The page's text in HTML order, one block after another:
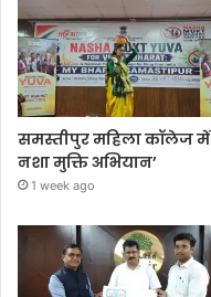
समस्तीपुर महिला कॉलेज में
नशा मुक्ति अभियान’
1 week ago